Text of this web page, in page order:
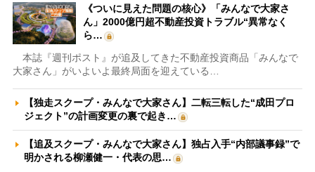
《ついに見えた問題の核心》「みんなで大家さ
ん」2000億円超不動産投資トラブル“異常なく
ら…
本誌『週刊ポスト』が追及してきた不動産投資商品「みんなで
大家さん」がいよいよ最終局面を迎えている…
【独走スクープ・みんなで大家さん】二転三転した“成田プロ
ジェクト”の計画変更の裏で起き…
【追及スクープ・みんなで大家さん】独占入手“内部議事録”で
明かされる柳瀬健一・代表の思…